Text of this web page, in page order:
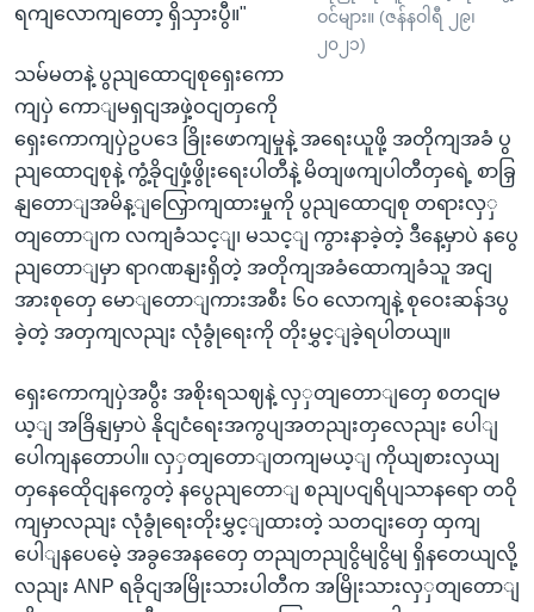
ဝင်များ။ (ဇန်နဝါရီ ၂၉၊
၂၀၂၁)
ရကျလောကျတော့ ရှိသှားပွီ။"
သမ်မတနဲ့ ပွညျထောငျစုရှေးကော
ကျပှဲ ကောျမရှငျအဖှဲ့ဝငျတှကေို
ရှေးကောကျပှဲဥပဒေ ခြိုးဖောကျမှုနဲ့ အရေးယူဖို့ အတိုကျအခံ ပွ
ညျထောငျစုနဲ့ ကွံ့ခိုငျဖှံ့ဖွိုးရေးပါတီနဲ့ မိတျဖကျပါတီတှရေဲ့ စာခြှ
နျတောျအမိန့ျလြှောကျထားမှုကို ပွညျထောငျစု တရားလှှ
တျတောျက လကျခံသင့ျ၊ မသင့ျ ကွားနာခဲ့တဲ့ ဒီနေ့မှာပဲ နပွေ
ညျတောျမှာ ရာဂဏနျးရှိတဲ့ အတိုကျအခံထောကျခံသူ အငျ
အားစုတှေ မောျတောျကားအစီး ၆၀ လောကျနဲ့ စုဝေးဆန်ဒပွ
ခဲ့တဲ့ အတှကျလညျး လုံခွုံရေးကို တိုးမွှင့ျခဲ့ရပါတယျ။
ရှေးကောကျပှဲအပွီး အစိုးရသဈနဲ့ လှှတျတောျတှေ စတငျမ
ယ့ျ အခြိနျမှာပဲ နိုငျငံရေးအကွပျအတညျးတှလေညျး ပေါျ
ပေါကျနတောပါ။ လှှတျတောျတကျမယ့ျ ကိုယျစားလှယျ
တှနေထေိုငျနကွေတဲ့ နပွေညျတောျ စညျပငျရိပျသာနရော တဝို
ကျမှာလညျး လုံခွုံရေးတိုးမွှင့ျထားတဲ့ သတငျးတှေ ထှကျ
ပေါျနပေမေဲ့ အခွအေနတှေေ တညျတညျငွိမျငွိမျ ရှိနတေယျလို့
လညျး ANP ရခိုငျအမြိုးသားပါတီက အမြိုးသားလှှတျတောျ